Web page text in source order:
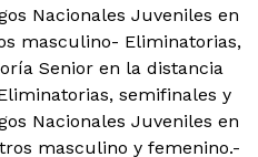
Nacionales Juveniles en
masculino- Eliminatorias,
Senior en la distancia
semifinales y
Nacionales Juveniles en
masculino y femenino.-